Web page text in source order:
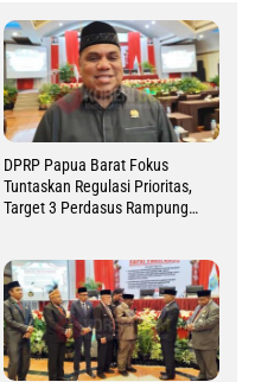
DPRP Papua Barat Fokus
Tuntaskan Regulasi Prioritas,
Target 3 Perdasus Rampung